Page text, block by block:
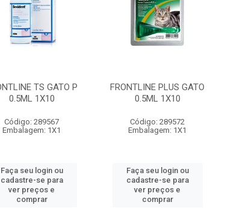
TS GATO P
0.5ML 1X10
Código: 289567
Embalagem: 1X1
Faça seu login ou
cadastre-se para
ver preços e
comprar
FRONTLINE PLUS GATO
0.5ML 1X10
Código: 289572
Embalagem: 1X1
Faça seu login ou
cadastre-se para
ver preços e
comprar